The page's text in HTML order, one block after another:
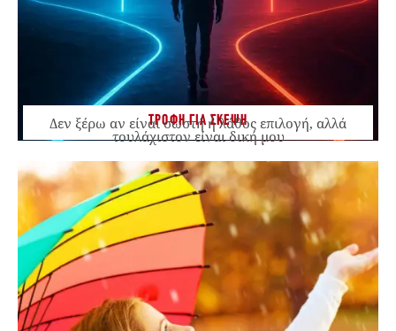
ΤΡΟΦΗ ΓΙΑ ΣΚΕΨΗ
Δεν ξέρω αν είναι σωστή ή λάθος επιλογή, αλλά
τουλάχιστον είναι δική μου